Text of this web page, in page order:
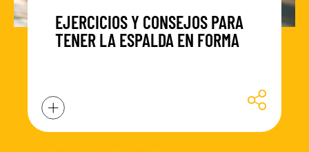
EJERCICIOS Y CONSEJOS PARA
TENER LA ESPALDA EN FORMA